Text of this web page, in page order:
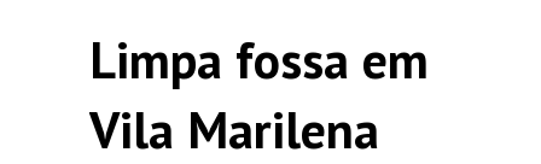
Limpa fossa em
Vila Marilena